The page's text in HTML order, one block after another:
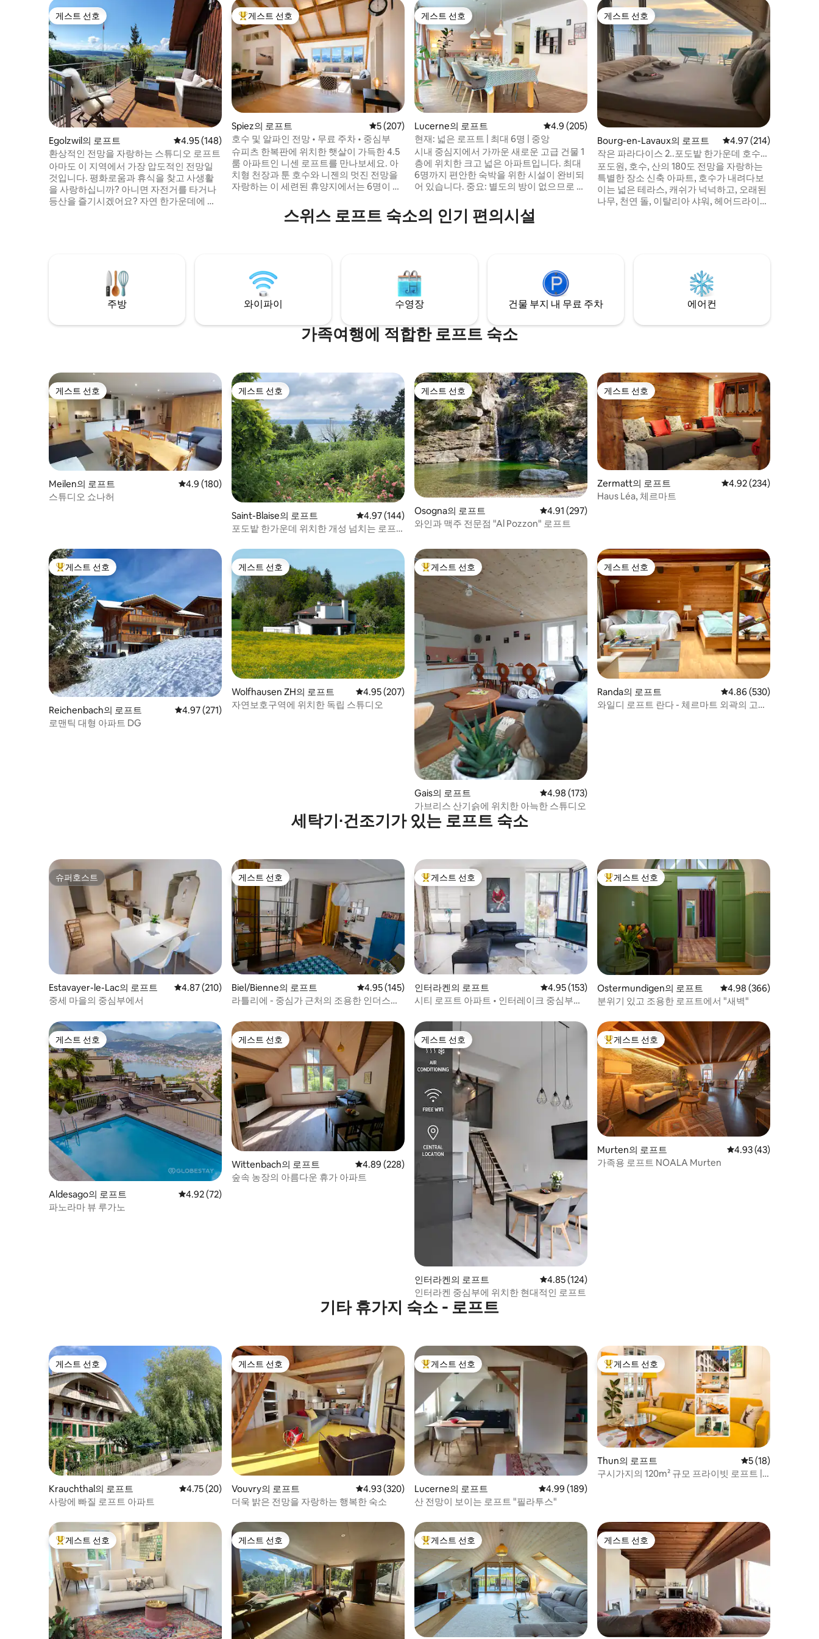
게스트 선호
게스트 선호
Egolzwil의 로프트 평점 4.95점(5점 만점), 후기 148개
4.95 (148)
환상적인 전망을 자랑하는 스튜디오 로프트
아마도 이 지역에서 가장 압도적인 전망일
것입니다. 평화로움과 휴식을 찾고 사생활
을 사랑하십니까? 아니면 자전거를 타거나
등산을 즐기시겠어요? 자연 한가운데에 위
니다. 냉장고, 오븐, 가스레인지, 커피 머신
이 있는 주방, 위파이, 위파이, 위파이.
상위 게스트 선호
게스트 선호
Spiez의 로프트 평점 5점(5점 만점), 후기 207개
5 (207)
호수 및 알파인 전망 • 무료 주차 • 중심부
슈피츠 한복판에 위치한 햇살이 가득한 4.5
룸 아파트인 니센 로프트를 만나보세요. 아
치형 천장과 툰 호수와 니젠의 멋진 전망을
자랑하는 이 세련된 휴양지에서는 6명이 편
긴 발코니 1개, 아늑한 벽난로, PS4 등이 갖
춰져 있습니다. 스위스에서 모험을 즐기고
게스트 선호
게스트 선호
Lucerne의 로프트 평점 4.9점(5점 만점), 후기 205개
4.9 (205)
현재: 넓은 로프트 | 최대 6명 | 중앙
시내 중심지에서 가까운 새로운 고급 건물 1
층에 위치한 크고 넓은 아파트입니다. 최대
6명까지 편안한 숙박을 위한 시설이 완비되
어 있습니다. 중요: 별도의 방이 없으므로 같
별 사적인 공간을 만들 수 있는 파라벤트/스
크린을 사용할 수 있습니다. 다기능 공간을
속 인터넷.
게스트 선호
게스트 선호
Bourg-en-Lavaux의 로프트 평점 4.97점(5점 만점),
4.97 (214)
작은 파라다이스 2..포도밭 한가운데 호수를
마주보고 있습니다
포도원, 호수, 산의 180도 전망을 자랑하는
특별한 장소 신축 아파트, 호수가 내려다보
이는 넓은 테라스, 캐쉬가 넉넉하고, 오래된
나무, 천연 돌, 이탈리아 샤워, 헤어드라이
스위스 로프트 숙소의 인기 편의시설
주방 와이파이 수영장 건물 부지 내 무료 주차 에어컨
가족여행에 적합한 로프트 숙소
게스트 선호
게스트 선호
Meilen의 로프트 평점 4.9점(5점 만점), 후기 180개
4.9 (180)
스튜디오 쇼나허
게스트 선호
게스트 선호
Saint-Blaise의 로프트 평점 4.97점(5점 만점), 후기 144개
4.97 (144)
포도밭 한가운데 위치한 개성 넘치는 로프
게스트 선호
게스트 선호
Osogna의 로프트 평점 4.91점(5점 만점), 후기 297개
4.91 (297)
와인과 맥주 전문점 "Al Pozzon" 로프트
게스트 선호
게스트 선호
Zermatt의 로프트 평점 4.92점(5점 만점),
4.92 (234)
Haus Léa, 체르마트
상위 게스트 선호
게스트 선호
Reichenbach의 로프트 평점 4.97점(5점 만점), 후기 271개
4.97 (271)
로맨틱 대형 아파트 DG
게스트 선호
게스트 선호
Wolfhausen ZH의 로프트 평점 4.95점(5점 만점), 후기 207개
4.95 (207)
자연보호구역에 위치한 독립 스튜디오
상위 게스트 선호
게스트 선호
Gais의 로프트 평점 4.98점(5점 만점), 후기 173개
4.98 (173)
가브리스 산기슭에 위치한 아늑한 스튜디오
게스트 선호
게스트 선호
Randa의 로프트 평점 4.86점(5점 만점),
4.86 (530)
와일디 로프트 란다 - 체르마트 외곽의 고요
세탁기∙건조기가 있는 로프트 숙소
슈퍼호스트
슈퍼호스트
Estavayer-le-Lac의 로프트 평점 4.87점(5점 만점), 후기 210개
4.87 (210)
중세 마을의 중심부에서
게스트 선호
게스트 선호
Biel/Bienne의 로프트 평점 4.95점(5점 만점), 후기 145개
4.95 (145)
라틀리에 - 중심가 근처의 조용한 인더스트
상위 게스트 선호
게스트 선호
인터라켄의 로프트 평점 4.95점(5점 만점), 후기 153개
4.95 (153)
시티 로프트 아파트 • 인터레이크 중심부의
상위 게스트 선호
게스트 선호
Ostermundigen의 로프트 평점 4.98점(5점 만점),
4.98 (366)
분위기 있고 조용한 로프트에서 "새벽"
게스트 선호
게스트 선호
Aldesago의 로프트 평점 4.92점(5점 만점), 후기 72개
4.92 (72)
파노라마 뷰 루가노
게스트 선호
게스트 선호
Wittenbach의 로프트 평점 4.89점(5점 만점), 후기 228개
4.89 (228)
숲속 농장의 아름다운 휴가 아파트
게스트 선호
게스트 선호
인터라켄의 로프트 평점 4.85점(5점 만점), 후기 124개
4.85 (124)
인터라켄 중심부에 위치한 현대적인 로프트
상위 게스트 선호
게스트 선호
Murten의 로프트 평점 4.93점(5점 만점
4.93 (43)
가족용 로프트 NOALA Murten
기타 휴가지 숙소 - 로프트
게스트 선호
게스트 선호
Krauchthal의 로프트 평점 4.75점(5점 만점), 후기 20개
4.75 (20)
사랑에 빠질 로프트 아파트
게스트 선호
게스트 선호
Vouvry의 로프트 평점 4.93점(5점 만점), 후기 320개
4.93 (320)
더욱 밝은 전망을 자랑하는 행복한 숙소
상위 게스트 선호
게스트 선호
Lucerne의 로프트 평점 4.99점(5점 만점), 후기 189개
4.99 (189)
산 전망이 보이는 로프트 "필라투스"
상위 게스트 선호
게스트 선호
Thun의 로프트 평점 5점(5점 만점
5 (18)
구시가지의 120m² 규모 프라이빗 로프트 |
상위 게스트 선호
게스트 선호 게스트 선호
게스트 선호 상위 게스트 선호
게스트 선호 게스트 선호
게스트 선호